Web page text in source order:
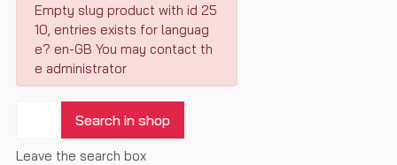
Empty slug product with id 25
10, entries exists for languag
e? en-GB You may contact th
e administrator
Leave the search box